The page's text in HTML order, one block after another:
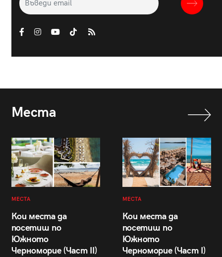
Места
МЕСТА
Кои места да
посетиш по
Южното
Черноморие (Част II)
МЕСТА
Кои места да
посетиш по
Южното
Черноморие (Част I)